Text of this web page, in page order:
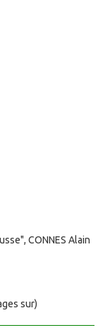
CONNES Alain
sur)